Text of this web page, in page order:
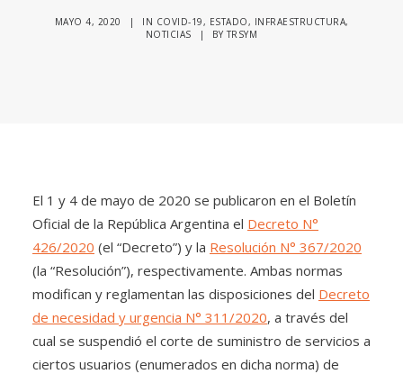
MAYO 4, 2020 | IN COVID-19, ESTADO, INFRAESTRUCTURA,
NOTICIAS
| BYTRSYM
El 1 y 4 de mayo de 2020 se publicaron en el Boletín
Oficial de la República Argentina el Decreto N°
426/2020 (el “Decreto”) y la Resolución N° 367/2020
(la “Resolución”), respectivamente. Ambas normas
modifican y reglamentan las disposiciones del Decreto
de necesidad y urgencia N° 311/2020, a través del
cual se suspendió el corte de suministro de servicios a
ciertos usuarios (enumerados en dicha norma) de